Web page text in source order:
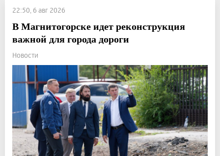
22:50, 6 авг 2026
В Магнитогорске идет реконструкция
важной для города дороги
Новости